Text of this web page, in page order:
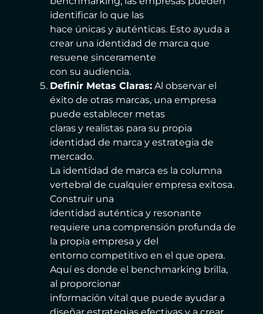
identificar lo que las
hace únicas y auténticas. Esto ayuda a
crear una identidad de marca que
resuene sinceramente
con su audiencia.
Definir Metas Claras:Al observar el
éxito de otras marcas, una empresa
puede establecer metas
claras y realistas para su propia
identidad de marca y estrategia de
mercado.
La identidad de marca es la columna
vertebral de cualquier empresa exitosa.
Construir una
identidad auténtica y resonante
requiere una comprensión profunda de
la propia empresa y del
entorno competitivo en el que opera.
Aquí es donde el benchmarking brilla,
al proporcionar
información vital que puede ayudar a